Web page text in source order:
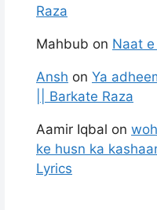
Raza
Mahbub on Naat
Ansh on Ya
|| Barkate Raza
Aamir Iqbal on
ke husn ka
Lyrics